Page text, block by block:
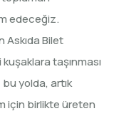
edeceğiz.
Askıda Bilet
taşınması
bu yolda, artık
için birlikte üreten